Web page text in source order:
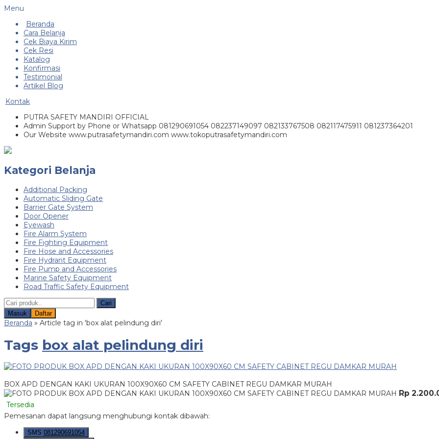
Menu
Beranda
Cara Belanja
Cek Biaya Kirim
Cek Resi
Katalog
Konfirmasi
Testimonial
Artikel Blog
Kontak
PUTRA SAFETY MANDIRI OFFICIAL
Admin Support by Phone or Whatsapp 081290691054 082237149097 082133767508 082117475911 081237364201
Our Website www.putrasafetymandiri.com www.tokoputrasafetymandiri.com
Kategori Belanja
Additional Packing
Automatic Sliding Gate
Barrier Gate System
Door Opener
Eyewash
Fire Alarm System
Fire Fighting Equipment
Fire Hose and Accessories
Fire Hydrant Equipment
Fire Pump and Accessories
Marine Safety Equipment
Road Traffic Safety Equipment
Cari
Masuk
Daftar
Beranda » Article tag in 'box alat pelindung diri'
Tags box alat pelindung diri
BOX APD DENGAN KAKI UKURAN 100X90X60 CM SAFETY CABINET REGU DAMKAR MURAH
Rp
Tersedia
Pemesanan dapat langsung menghubungi kontak dibawah:
SMS 081290691054